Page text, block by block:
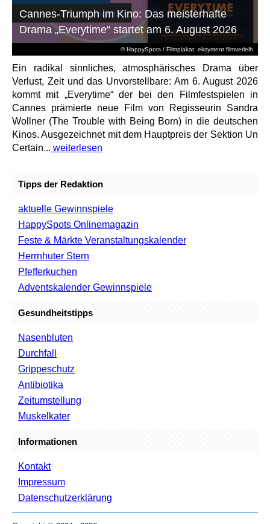
© HappySpots / Filmplakat: eksystent filmverleih
Cannes-Triumph im Kino: Das meisterhafte
Drama „Everytime“ startet am 6. August 2026
Ein radikal sinnliches, atmosphärisches Drama über
Verlust, Zeit und das Unvorstellbare: Am 6. August 2026
kommt mit „Everytime“ der bei den Filmfestspielen in
Cannes prämierte neue Film von Regisseurin Sandra
Wollner (The Trouble with Being Born) in die deutschen
Kinos. Ausgezeichnet mit dem Hauptpreis der Sektion Un
Certain... weiterlesen
Tipps der Redaktion
aktuelle Gewinnspiele
HappySpots Onlinemagazin
Feste & Märkte Veranstaltungskalender
Herrnhuter Stern
Pfefferkuchen
Adventskalender Gewinnspiele
Gesundheitstipps
Nasenbluten
Durchfall
Grippeschutz
Antibiotika
Zeitumstellung
Muskelkater
Informationen
Kontakt
Impressum
Datenschutzerklärung